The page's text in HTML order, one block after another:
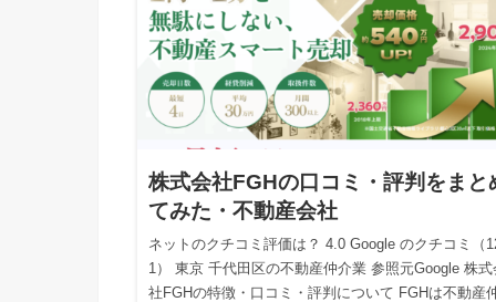
株式会社FGHの口コミ・評判をまと
てみた・不動産会社
ネットのクチコミ評価は？ 4.0 Google のクチコミ（
1） 東京 千代田区の不動産仲介業 参照元Google 株式
社FGHの特徴・口コミ・評判について FGHは不動産